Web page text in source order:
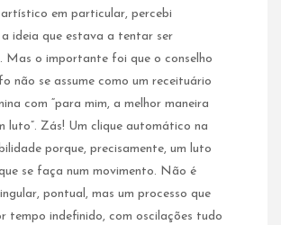
em particular, percebi
ideia que estava a tentar ser
Mas o importante foi que o conselho
não se assume como um receituário
com “para mim, a melhor maneira
luto”. Zás! Um clique automático na
porque, precisamente, um luto
se faça num movimento. Não é
pontual, mas um processo que
tempo indefinido, com oscilações tudo